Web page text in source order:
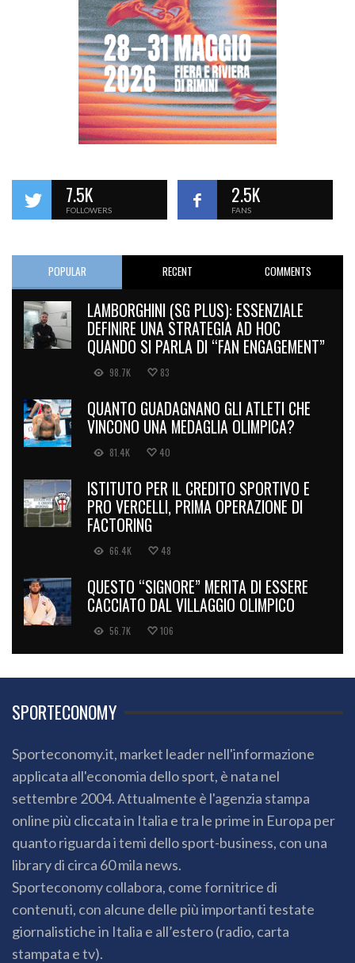
7.5K
FOLLOWERS
2.5K
FANS
POPULAR RECENT COMMENTS
LAMBORGHINI (SG PLUS): ESSENZIALE
DEFINIRE UNA STRATEGIA AD HOC
QUANDO SI PARLA DI “FAN ENGAGEMENT”
98.7K 83
QUANTO GUADAGNANO GLI ATLETI CHE
VINCONO UNA MEDAGLIA OLIMPICA?
81.4K 40
ISTITUTO PER IL CREDITO SPORTIVO E
PRO VERCELLI, PRIMA OPERAZIONE DI
FACTORING
66.4K 48
QUESTO “SIGNORE” MERITA DI ESSERE
CACCIATO DAL VILLAGGIO OLIMPICO
56.7K 106
SPORTECONOMY
Sporteconomy.it, market leader nell'informazione
applicata all'economia dello sport, è nata nel
settembre 2004. Attualmente è l'agenzia stampa
online più cliccata in Italia e tra le prime in Europa per
quanto riguarda i temi dello sport-business, con una
library di circa 60 mila news.
Sporteconomy collabora, come fornitrice di
contenuti, con alcune delle più importanti testate
giornalistiche in Italia e all’estero (radio, carta
stampata e tv).